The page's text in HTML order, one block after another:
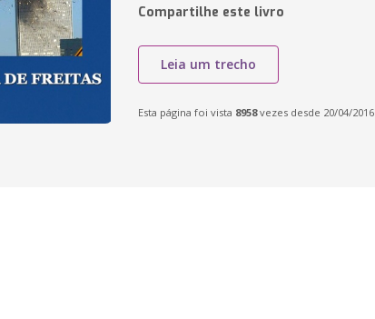
Compartilhe este livro
Leia um trecho
Esta página foi vista 8958vezes desde 20/04/2016